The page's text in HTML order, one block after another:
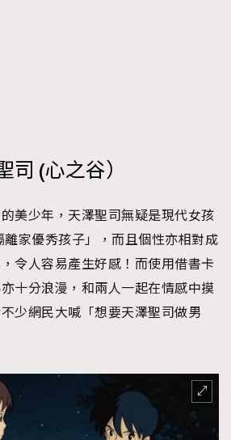
(心之谷）
美少年，天澤聖司無疑是現代女孩
家優秀孩子」，而且個性亦相對成
令人容易產生好感！而使用借書卡
十分浪漫，和兩人一起在情感中摸
少網民大喊「想要天澤聖司做男